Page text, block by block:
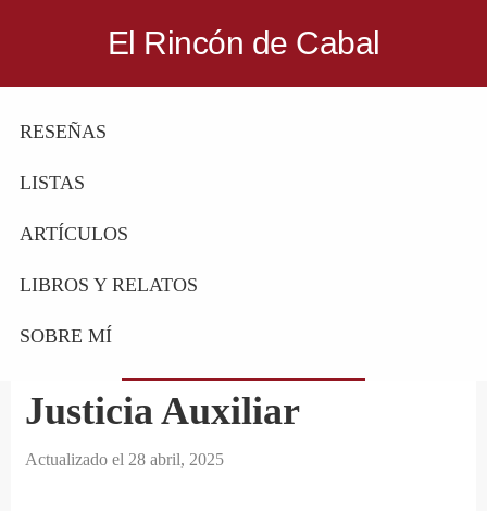
principal
El Rincón de Cabal
reúnen
hablar
ciencia
ficción
RESEÑAS
LISTAS
ARTÍCULOS
LIBROS Y RELATOS
SOBRE MÍ
Justicia Auxiliar
Actualizado el 28 abril, 2025